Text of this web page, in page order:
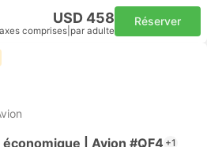
USD 458
comprises par adulte
Réserver
économique | Avion #QF4 +1